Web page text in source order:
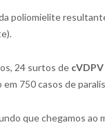
poliomielite
24 surtos de cVDPV
750 casos de
que chegamos ao